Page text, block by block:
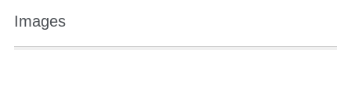
Images